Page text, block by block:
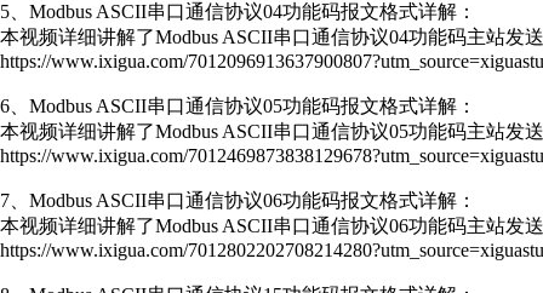
5、Modbus ASCII串口通信协议04功能码报文格式详解：
本视频详细讲解了Modbus ASCII串口通信协议04功能码主站发
https://www.ixigua.com/
6、Modbus ASCII串口通信协议05功能码报文格式详解：
本视频详细讲解了Modbus ASCII串口通信协议05功能码主站发
https://www.ixigua.com/
7、Modbus ASCII串口通信协议06功能码报文格式详解：
本视频详细讲解了Modbus ASCII串口通信协议06功能码主站发
https://www.ixigua.com/